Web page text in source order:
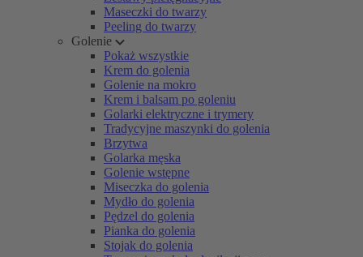
Maseczki do twarzy
Peeling do twarzy
Golenie
Pokaż wszystkie
Krem do golenia
Golenie na mokro
Krem i balsam po goleniu
Golarki elektryczne i trymery
Tradycyjne maszynki do golenia
Brzytwa
Golarka męska
Golenie wstępne
Miseczka do golenia
Mydło do golenia
Pędzel do golenia
Pianka do golenia
Stojak do golenia